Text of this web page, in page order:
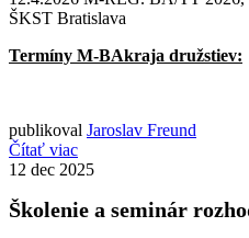
ŠKST Bratislava
Termíny M-BAkraja družstiev:
publikoval Jaroslav Freund
Čítať viac
12 dec 2025
Školenie a seminár